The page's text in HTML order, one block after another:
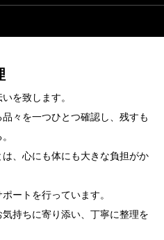
を致します。
々を一つひとつ確認し、残すも
、心にも体にも大きな負担がか
ートを行っています。
持ちに寄り添い、丁寧に整理を